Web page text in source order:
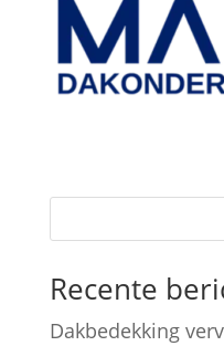
Recente
Dakbedekking